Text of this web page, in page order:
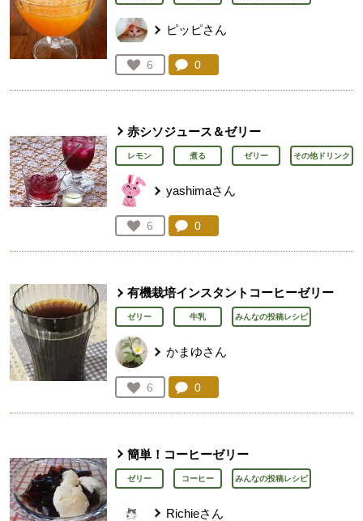
ピッピさん
お気に入り登録：
6
人が登録
コメント：
0
赤シソジュース＆ゼリー
レモン 煮る ゼリー その他ドリンク
yashimaさん
お気に入り登録：
6
人が登録
コメント：
0
有機栽培インスタントコーヒーゼリー
ゼリー 牛乳 みんなの投稿レシピ
かまゆさん
お気に入り登録：
6
人が登録
コメント：
0
簡単！コーヒーゼリー
ゼリー コーヒー みんなの投稿レシピ
Richieさん